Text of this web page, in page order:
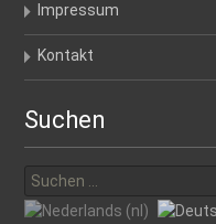
Impressum
Kontakt
Suchen
nach: